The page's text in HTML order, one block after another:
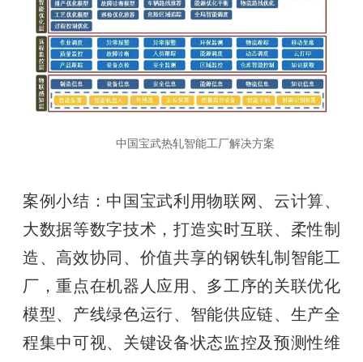
中国宝武热轧智能工厂解决方案
案例小结：中国宝武利用物联网、云计算、
大数据等数字技术，打造实时互联、柔性制
造、高效协同、价值共享的钢铁轧制智能工
厂，重点在机器人应用、多工序的关联优化
模型、产线绿色运行、智能供应链、生产全
程集中可视、关键设备状态监控及预测性维